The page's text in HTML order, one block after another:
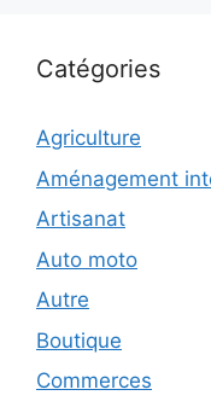
Catégories
Agriculture
Aménagement
Artisanat
Auto moto
Autre
Boutique
Commerces